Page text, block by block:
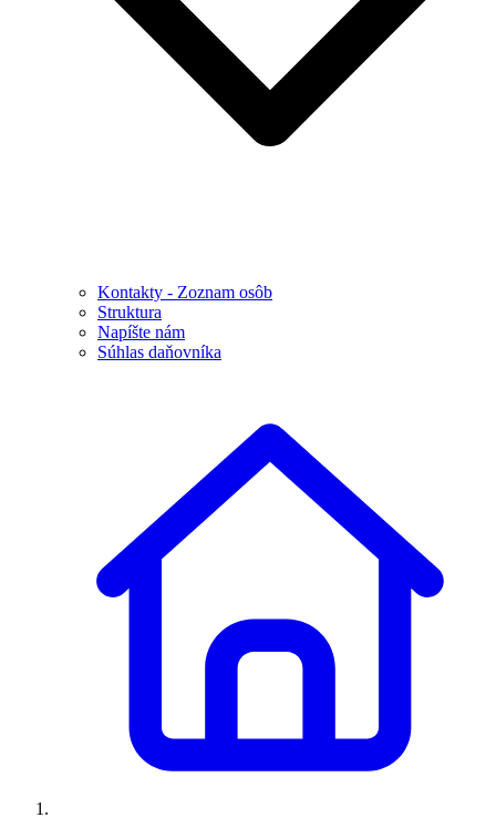
Kontakty - Zoznam osôb
Struktura
Napíšte nám
Súhlas daňovníka